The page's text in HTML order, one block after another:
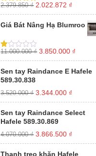
Được xếp
hạng5.005
sao
2.379.850₫ Giá
gốc
2.379.850 ₫.
2.022.872 ₫
hiện
Giá Bát Nâng Hạ Blumroo
Được
xếp
hạng
1.00
5
11.000.000₫ Giá
gốc
là:
3.850.000 ₫
hiện
tại
Sen tay Raindance E Hafele
589.30.838
3.520.000₫ Giá
gốc
là:
3.520.000 ₫.
3.344.000 ₫
hiện
tại
Sen tay Raindance Select
Hafele 589.30.869
4.070.000₫ Giá
gốc
là:
3.866.500 ₫
hiện
tại
Thanh treo khăn Hafele